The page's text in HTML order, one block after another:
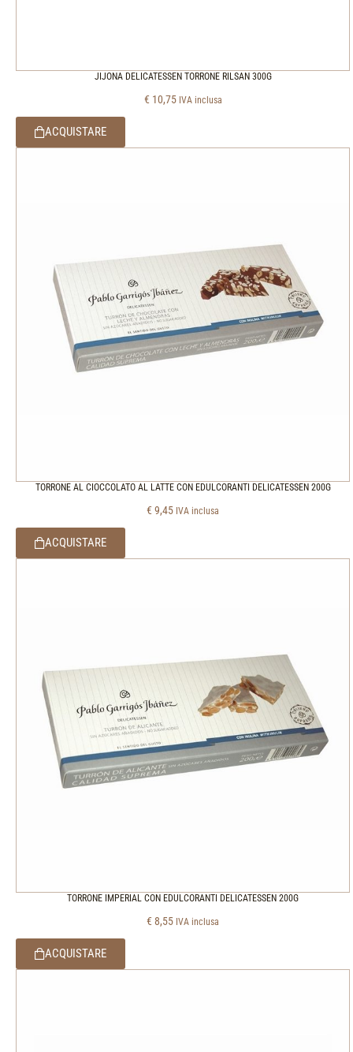
JIJONA DELICATESSEN TORRONE RILSAN 300G
€ 10,75 IVA inclusa
ACQUISTARE
TORRONE AL CIOCCOLATO AL LATTE CON EDULCORANTI DELICATESSEN 200G
€ 9,45 IVA inclusa
ACQUISTARE
TORRONE IMPERIAL CON EDULCORANTI DELICATESSEN 200G
€ 8,55 IVA inclusa
ACQUISTARE